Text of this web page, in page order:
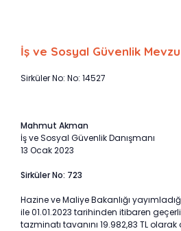
İş ve Sosyal Güvenlik
Sirküler No: No: 14527
Mahmut Akman
İş ve Sosyal Güvenlik Danışmanı
13 Ocak 2023
Sirküler No: 723
Hazine ve Maliye Bakanlığı
ile 01.01.2023 tarihinden itibaren
tazminatı tavanını 19.982,83 TL olarak